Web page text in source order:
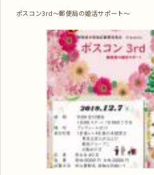
ポスコン3rd～郵便局の婚活サポート～